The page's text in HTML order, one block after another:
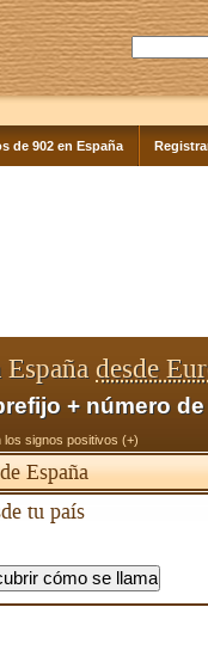
de 902 en España
Españadesde
+ número
los signos positivos (+)
España
tu país